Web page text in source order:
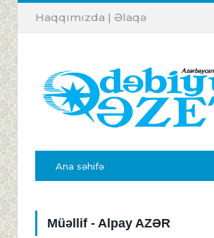
Haqqımızda | Əlaqə
Ana səhifə
Müəllif - Alpay AZƏR